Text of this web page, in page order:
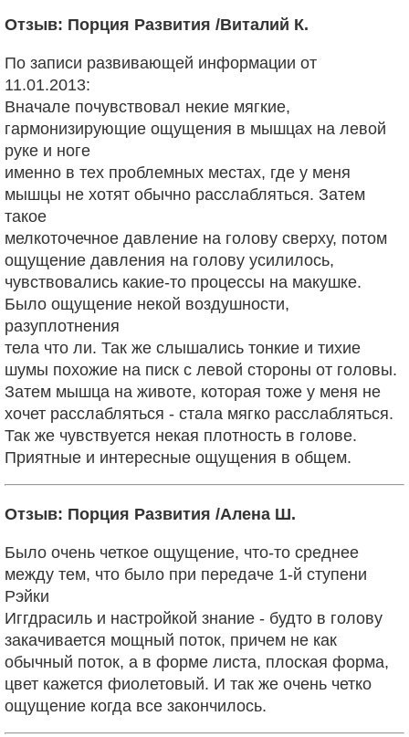
Отзыв: Порция Развития /Виталий К.
По записи развивающей информации от
11.01.2013:
Вначале почувствовал некие мягкие,
гармонизирующие ощущения в мышцах на левой
руке и ноге
именно в тех проблемных местах, где у меня
мышцы не хотят обычно расслабляться. Затем
такое
мелкоточечное давление на голову сверху, потом
ощущение давления на голову усилилось,
чувствовались какие-то процессы на макушке.
Было ощущение некой воздушности,
разуплотнения
тела что ли. Так же слышались тонкие и тихие
шумы похожие на писк с левой стороны от головы.
Затем мышца на животе, которая тоже у меня не
хочет расслабляться - стала мягко расслабляться.
Так же чувствуется некая плотность в голове.
Приятные и интересные ощущения в общем.
Отзыв: Порция Развития /Алена Ш.
Было очень четкое ощущение, что-то среднее
между тем, что было при передаче 1-й ступени
Рэйки
Иггдрасиль и настройкой знание - будто в голову
закачивается мощный поток, причем не как
обычный поток, а в форме листа, плоская форма,
цвет кажется фиолетовый. И так же очень четко
ощущение когда все закончилось.